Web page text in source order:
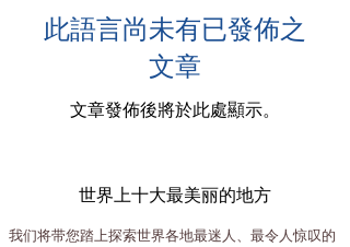
此語言尚未有已發佈之
文章
文章發佈後將於此處顯示。
世界上十大最美丽的地方
我们将带您踏上探索世界各地最迷人、最令人惊叹的